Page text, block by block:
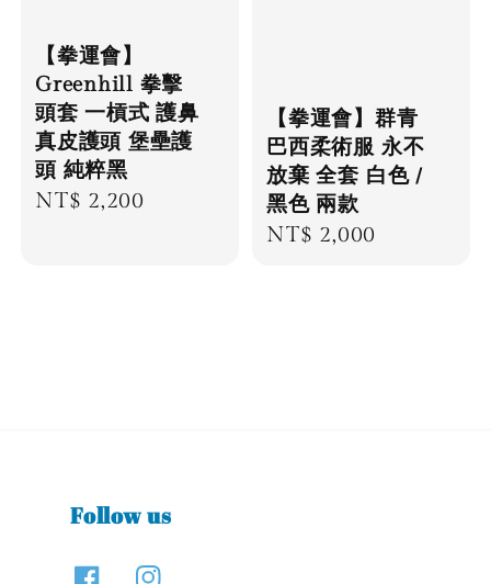
【拳運會】
Greenhill 拳擊
頭套 一槓式 護鼻
真皮護頭 堡壘護
頭 純粹黑
Regular
NT$ 2,200
【拳運會】群青
巴西柔術服 永不
放棄 全套 白色 /
黑色 兩款
Regular
NT$ 2,000
Follow us